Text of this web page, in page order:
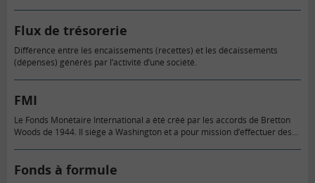
Flux de trésorerie
Différence entre les encaissements (recettes) et les décaissements
(dépenses) générés par l’activité d’une société.
FMI
Le Fonds Monétaire International a été créé par les accords de Bretton
Woods de 1944. Il siège à Washington et a pour mission d’effectuer des
Fonds à formule